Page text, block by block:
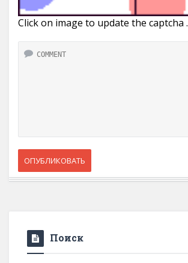
Click on image to update the captcha .
Поиск